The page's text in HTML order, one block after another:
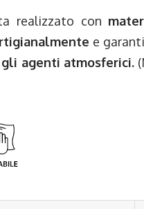
realizzato con
e
agenti atmosferici.